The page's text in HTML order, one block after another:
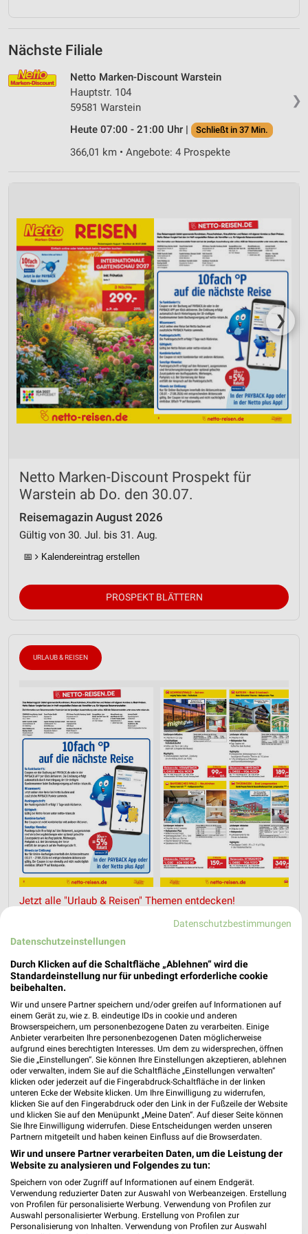
Nächste Filiale
❯
Netto Marken-Discount Warstein
Hauptstr. 104
59581 Warstein
Heute 07:00 - 21:00 Uhr |
Schließt in 37 Min.
366,01 km • Angebote: 4 Prospekte
❯
Netto Marken-Discount Prospekt für
Warstein ab Do. den 30.07.
Reisemagazin August 2026
Gültig von 30. Jul. bis 31. Aug.
📅 Kalendereintrag erstellen
PROSPEKT BLÄTTERN
URLAUB & REISEN
Jetzt alle "Urlaub & Reisen" Themen entdecken!
Nächste Filiale
Hauptstr. 104
59581 Warstein
Heute 07:00 - 21:00 Uhr |
Schließt in 37 Min.
366,01 km • Angebote: 4 Prospekte
Datenschutzbestimmungen
Datenschutzeinstellungen
Durch Klicken auf die Schaltfläche „Ablehnen“ wird die
Standardeinstellung nur für unbedingt erforderliche cookie
beibehalten.
Wir und unsere Partner speichern und/oder greifen auf Informationen auf
einem Gerät zu, wie z. B. eindeutige IDs in cookie und anderen
Browserspeichern, um personenbezogene Daten zu verarbeiten. Einige
Anbieter verarbeiten Ihre personenbezogenen Daten möglicherweise
aufgrund eines berechtigten Interesses. Um dem zu widersprechen, öffnen
Sie die „Einstellungen“. Sie können Ihre Einstellungen akzeptieren, ablehnen
oder verwalten, indem Sie auf die Schaltfläche „Einstellungen verwalten“
klicken oder jederzeit auf die Fingerabdruck-Schaltfläche in der linken
unteren Ecke der Website klicken. Um Ihre Einwilligung zu widerrufen,
klicken Sie auf den Fingerabdruck oder den Link in der Fußzeile der Website
und klicken Sie auf den Menüpunkt „Meine Daten“. Auf dieser Seite können
Sie Ihre Einwilligung widerrufen. Diese Entscheidungen werden unseren
Partnern mitgeteilt und haben keinen Einfluss auf die Browserdaten.
Wir und unsere Partner verarbeiten Daten, um die Leistung der
Website zu analysieren und Folgendes zu tun:
Speichern von oder Zugriff auf Informationen auf einem Endgerät.
Verwendung reduzierter Daten zur Auswahl von Werbeanzeigen. Erstellung
von Profilen für personalisierte Werbung. Verwendung von Profilen zur
Auswahl personalisierter Werbung. Erstellung von Profilen zur
Personalisierung von Inhalten. Verwendung von Profilen zur Auswahl